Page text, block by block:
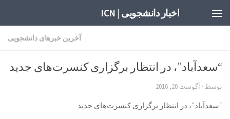
اخبار دانشجویی | ICN
آخرین خبرهای دانشجویی
“سعدآباد”، در انتظار برگزاری کنسرت‌های جدید
توسط · آگوست 20, 2016
“سعدآباد”، در انتظار برگزاری کنسرت‌های جدید